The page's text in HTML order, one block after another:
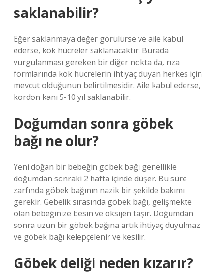
saklanabilir?
Eğer saklanmaya değer görülürse ve aile kabul
ederse, kök hücreler saklanacaktır. Burada
vurgulanması gereken bir diğer nokta da, rıza
formlarında kök hücrelerin ihtiyaç duyan herkes için
mevcut olduğunun belirtilmesidir. Aile kabul ederse,
kordon kanı 5-10 yıl saklanabilir.
Doğumdan sonra göbek
bağı ne olur?
Yeni doğan bir bebeğin göbek bağı genellikle
doğumdan sonraki 2 hafta içinde düşer. Bu süre
zarfında göbek bağının nazik bir şekilde bakımı
gerekir. Gebelik sırasında göbek bağı, gelişmekte
olan bebeğinize besin ve oksijen taşır. Doğumdan
sonra uzun bir göbek bağına artık ihtiyaç duyulmaz
ve göbek bağı kelepçelenir ve kesilir.
Göbek deliği neden kızarır?